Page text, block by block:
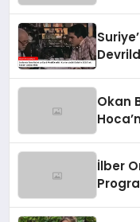
Okan
İlber